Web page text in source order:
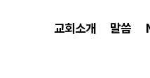
교회소개 말씀